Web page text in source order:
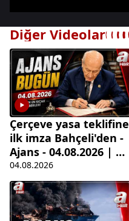
Diğer Videolar
Çerçeve yasa teklifine
ilk imza Bahçeli'den -
Ajans - 04.08.2026 | A
Haber
04.08.2026